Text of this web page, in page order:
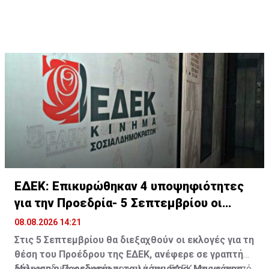
ΕΔΕΚ: Επικυρώθηκαν 4 υποψηφιότητες
για την Προεδρία- 5 Σεπτεμβρίου οι
εκλογές
08.08.2026 14:21
Στις 5 Σεπτεμβρίου θα διεξαχθούν οι εκλογές για τη
θέση του Προέδρου της ΕΔΕΚ, ανέφερε σε γραπτή